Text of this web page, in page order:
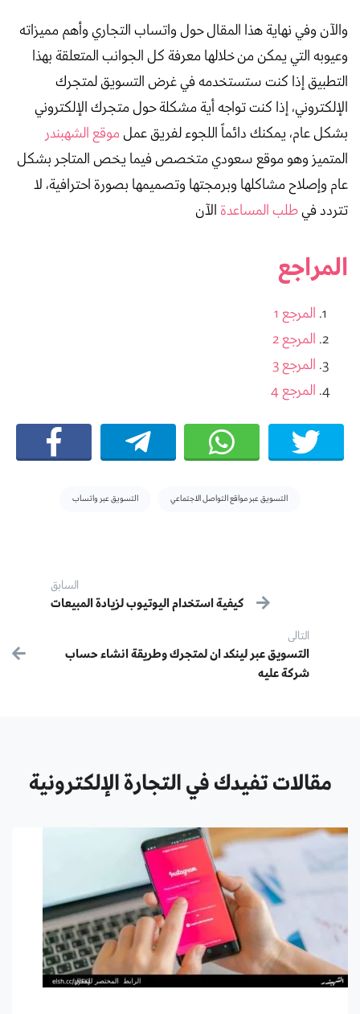
والآن وفي نهاية هذا المقال حول واتساب التجاري وأهم مميزاته
وعيوبه التي يمكن من خلالها معرفة كل الجوانب المتعلقة بهذا
التطبيق إذا كنت ستستخدمه في غرض التسويق لمتجرك
الإلكتروني، إذا كنت تواجه أية مشكلة حول متجرك الإلكتروني
بشكل عام، يمكنك دائماً اللجوء لفريق عمل موقع الشهبندر
المتميز وهو موقع سعودي متخصص فيما يخص المتاجر بشكل
عام وإصلاح مشاكلها وبرمجتها وتصميمها بصورة احترافية، لا
تتردد فيطلب المساعدة الآن
المراجع
المرجع 1
المرجع 2
المرجع 3
المرجع 4
التسويق عبر مواقع التواصل الاجتماعي التسويق عبر واتساب
Post navigation السابق
سابق:كيفية استخدام اليوتيوب لزيادة المبيعات
التالى
التالى:
التسويق عبر لينكد ان لمتجرك وطريقة انشاء حساب
شركة عليه
مقالات تفيدك في التجارة الإلكترونية